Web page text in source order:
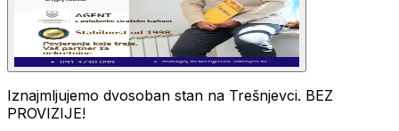
Iznajmljujemo dvosoban stan na Trešnjevci. BEZ
PROVIZIJE!